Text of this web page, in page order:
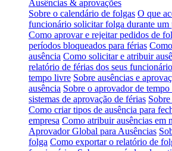
Ausências & aprovações
Sobre o calendário de folgas O que
funcionário solicitar folga durante um
Como aprovar e rejeitar pedidos de
períodos bloqueados para férias
ausência Como solicitar e atribuir
relatório de férias dos seus
tempo livre Sobre ausências e
ausência Sobre o aprovador de
sistemas de aprovação de férias
Como criar tipos de ausência para
empresa Como atribuir ausências em
Aprovador Global para Ausências
folga Como exportar o relatório de